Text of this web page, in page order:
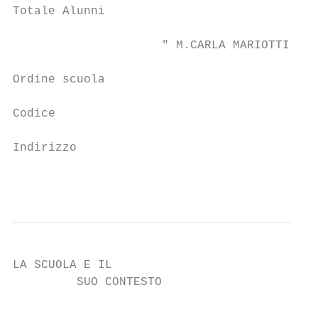
Totale Alunni
" M.CARLA
Ordine scuola
Codice
Indirizzo                                   VIA
LA SCUOLA E IL
SUO CONTESTO